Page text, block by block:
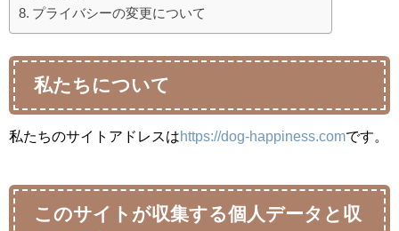
プライバシーの変更について
私たちについて
私たちのサイトアドレスはhttps://dog-happiness.comです。
このサイトが収集する個人データと収